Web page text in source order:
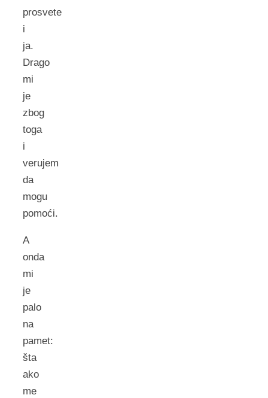
prosvete
i
ja.
Drago
mi
je
zbog
toga
i
verujem
da
mogu
pomoći.
A
onda
mi
je
palo
na
pamet:
šta
ako
me